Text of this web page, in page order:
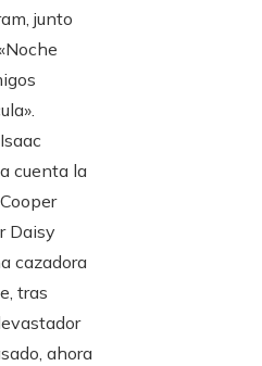
junto
cuenta la
Daisy
cazadora
tras
ahora